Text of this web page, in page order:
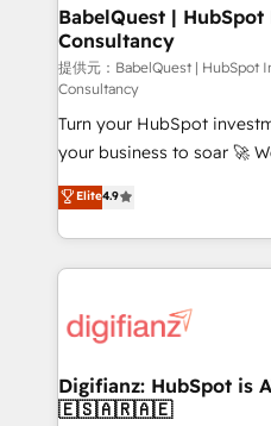
operations A little about us: • Boutique 'Elite' team of
12 • 150+ clients across
Service Hub, Data Hub and
27001:2022, ISO
certified - the AI
our AI governance
Ready for the next step? Click the 👈 '𝗖𝗼𝗻𝘁𝗮𝗰𝘁
𝗯𝘂𝘀𝗶𝗻𝗲𝘀𝘀' button to get in
𝘳𝘦𝘴𝘱𝘰𝘯𝘴𝘪𝘷𝘦)
BabelQuest |
Consultancy
提供元：BabelQuest | HubSpot
Consultancy
Turn your HubSpot
your business to soar 🚀 We’re a team of accredited
HubSpot experts ready to help
implement the platform
environments, optimise
sure you can actually use
for you and execute it on HubSpot.
framework, meaning
HubSpot and vetted by the
Elite4.9
Digifianz: HubSpot
🇪🇸🇦🇷🇦🇪